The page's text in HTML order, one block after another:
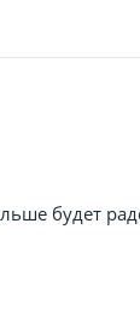
будет